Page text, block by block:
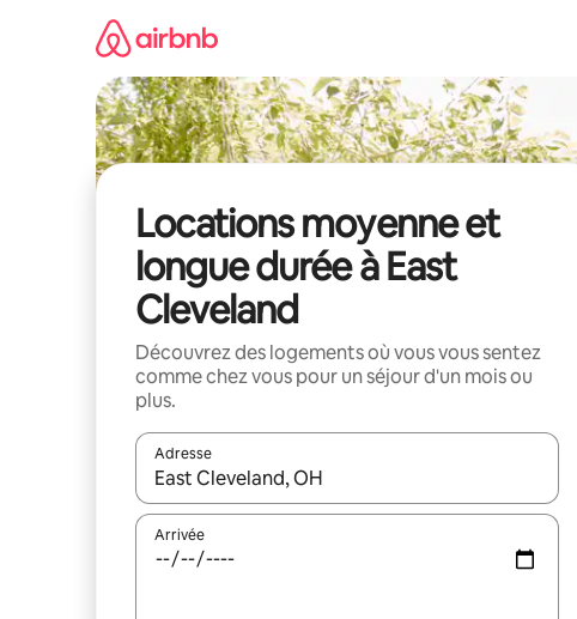
Locations moyenne et
longue durée à East
Cleveland
Découvrez des logements où vous vous sentez
comme chez vous pour un séjour d'un mois ou
plus.
Adresse
Lorsque les résultats s'affichent, utilisez les flèches
Arrivée